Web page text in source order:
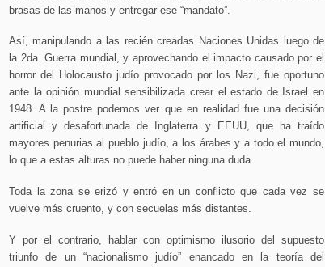
brasas de las manos y entregar ese “mandato”.
Así, manipulando a las recién creadas Naciones Unidas luego de
la 2da. Guerra mundial, y aprovechando el impacto causado por el
horror del Holocausto judío provocado por los Nazi, fue oportuno
ante la opinión mundial sensibilizada crear el estado de Israel en
1948. A la postre podemos ver que en realidad fue una decisión
artificial y desafortunada de Inglaterra y EEUU, que ha traído
mayores penurias al pueblo judío, a los árabes y a todo el mundo,
lo que a estas alturas no puede haber ninguna duda.
Toda la zona se erizó y entró en un conflicto que cada vez se
vuelve más cruento, y con secuelas más distantes.
Y por el contrario, hablar con optimismo ilusorio del supuesto
triunfo de un “nacionalismo judío” enancado en la teoría del